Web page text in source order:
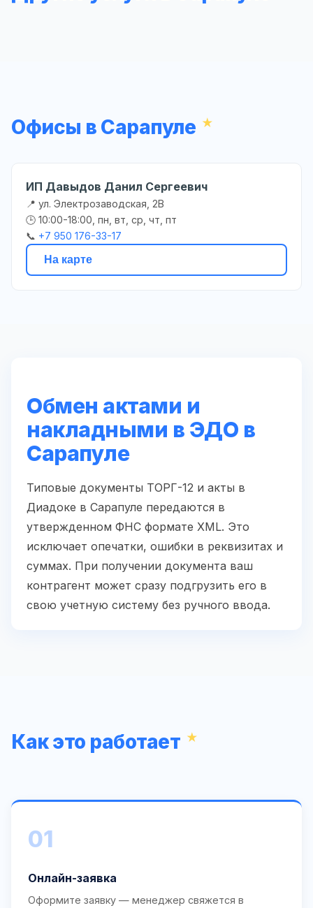
Офисы в Сарапуле
ИП Давыдов Данил Сергеевич
📍 ул. Электрозаводская, 2В
🕒 10:00-18:00, пн, вт, ср, чт, пт
📞 +7 950 176-33-17
На карте
Обмен актами и
накладными в ЭДО в
Сарапуле
Типовые документы ТОРГ-12 и акты в
Диадоке в Сарапуле передаются в
утвержденном ФНС формате XML. Это
исключает опечатки, ошибки в реквизитах и
суммах. При получении документа ваш
контрагент может сразу подгрузить его в
свою учетную систему без ручного ввода.
Как это работает
01
Онлайн-заявка
Оформите заявку — менеджер свяжется в